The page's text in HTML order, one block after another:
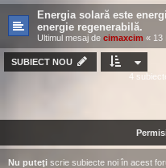
Energia solară este
energie regenerabilă.
Ultimul mesaj de cimaxcim « 13
SUBIECT NOU
4
Nu puteţi scrie subiecte noi în acest